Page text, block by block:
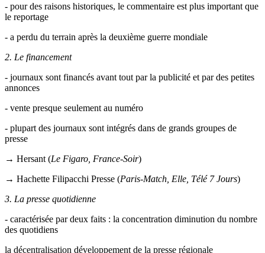
- pour des raisons historiques, le commentaire est plus important que
le reportage
- a perdu du terrain après la deuxième guerre mondiale
2. Le financement
- journaux sont financés avant tout par la publicité et par des petites
annonces
- vente presque seulement au numéro
- plupart des journaux sont intégrés dans de grands groupes de
presse
→ Hersant (Le Figaro, France-Soir)
→ Hachette Filipacchi Presse (Paris-Match, Elle, Télé 7 Jours)
3. La presse quotidienne
- caractérisée par deux faits : la concentration diminution du nombre
des quotidiens
la décentralisation développement de la presse régionale